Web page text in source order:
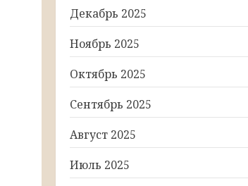
Декабрь 2025
Ноябрь 2025
Октябрь 2025
Сентябрь 2025
Август 2025
Июль 2025